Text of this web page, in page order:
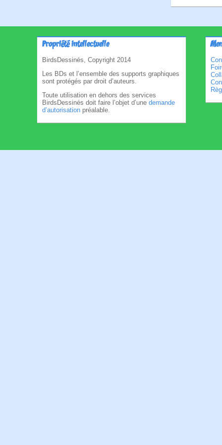
Propriété intellectuelle
BirdsDessinés, Copyright 2014
Les BDs et l’ensemble des supports graphiques
sont protégés par droit d’auteurs.
Toute utilisation en dehors des services
BirdsDessinés doit faire l’objet d’une demande
d’autorisation préalable.